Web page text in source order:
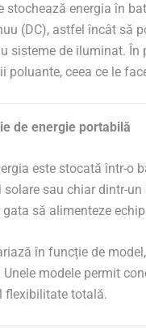
stochează energia în
(DC), astfel încât să
sisteme de iluminat. În
poluante, ceea ce le
de energie portabilă
este stocată într-o
solare sau chiar dintr-
să alimenteze
în funcție de
modele permit
flexibilitate totală.